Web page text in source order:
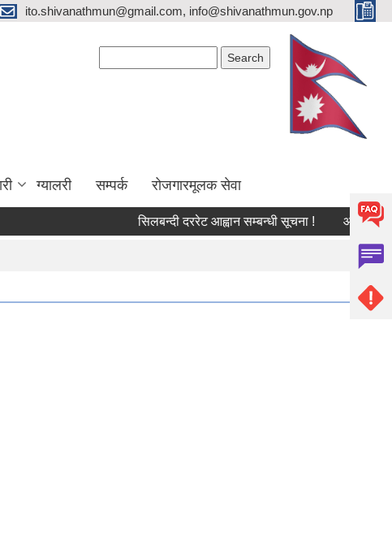
ito.shivanathmun@gmail.com, info@shivanathmun.gov.np
ग्यालरी सम्पर्क रोजगारमूलक सेवा
सिलबन्दी दररेट आह्वान सम्बन्धी सूचना ! आन्तरिक आय